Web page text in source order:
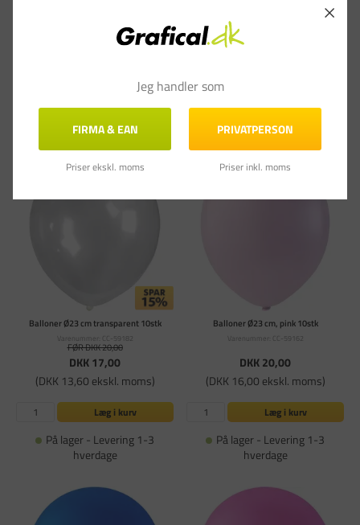
DKK 20,00
(DKK 16,00 ekskl. moms)
På lager - Levering 1-3
hverdage
(DKK 22,40 ekskl. moms)
På lager - Levering 1-3
hverdage
Balloner Ø23 cm transparent 10stk
Varenummer: CC-59182
FØR DKK 20,00
DKK 17,00
(DKK 13,60 ekskl. moms)
Læg i kurv
På lager - Levering 1-3
hverdage
Balloner Ø23 cm, pink 10stk
Varenummer: CC-59162
DKK 20,00
(DKK 16,00 ekskl. moms)
Læg i kurv
På lager - Levering 1-3
hverdage
Jeg handler som
FIRMA & EAN
Priser ekskl. moms
PRIVATPERSON
Priser inkl. moms